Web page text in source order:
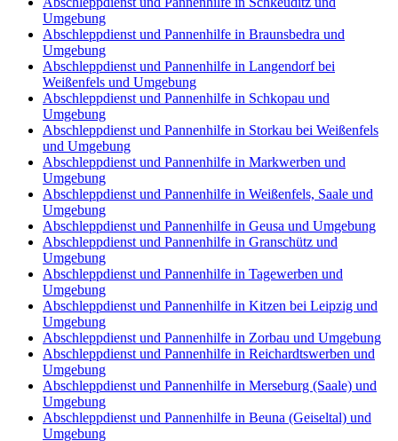
Umgebung
Abschleppdienst und Pannenhilfe in Braunsbedra und
Umgebung
Abschleppdienst und Pannenhilfe in Langendorf bei
Weißenfels und Umgebung
Abschleppdienst und Pannenhilfe in Schkopau und
Umgebung
Abschleppdienst und Pannenhilfe in Storkau bei Weißenfels
und Umgebung
Abschleppdienst und Pannenhilfe in Markwerben und
Umgebung
Abschleppdienst und Pannenhilfe in Weißenfels, Saale und
Umgebung
Abschleppdienst und Pannenhilfe in Geusa und Umgebung
Abschleppdienst und Pannenhilfe in Granschütz und
Umgebung
Abschleppdienst und Pannenhilfe in Tagewerben und
Umgebung
Abschleppdienst und Pannenhilfe in Kitzen bei Leipzig und
Umgebung
Abschleppdienst und Pannenhilfe in Zorbau und Umgebung
Abschleppdienst und Pannenhilfe in Reichardtswerben und
Umgebung
Abschleppdienst und Pannenhilfe in Merseburg (Saale) und
Umgebung
Abschleppdienst und Pannenhilfe in Beuna (Geiseltal) und
Umgebung